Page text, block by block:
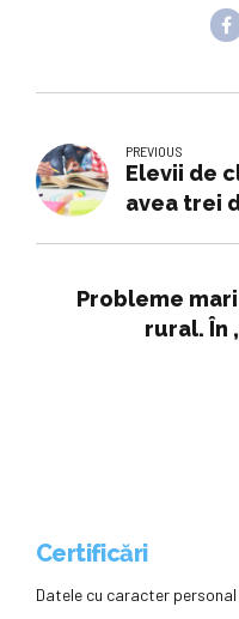
PREVIOUS
Elevii de
avea trei
Probleme
rural. În
Certificări
Datele cu caracter